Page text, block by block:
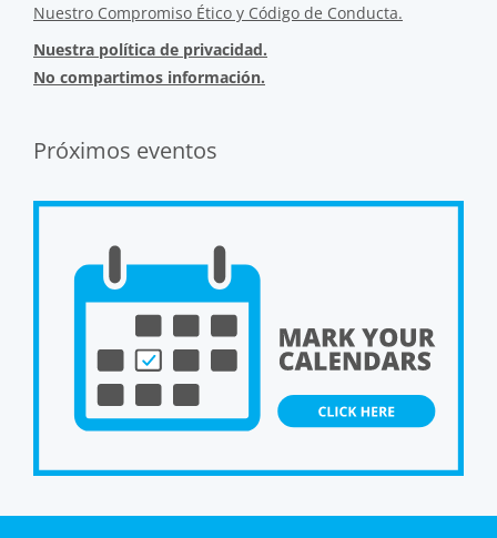
Nuestro Compromiso Ético y Código de Conducta.
Nuestra política de privacidad.
No compartimos información.
Próximos eventos